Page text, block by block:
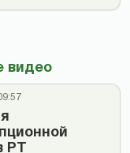
видео
РТ